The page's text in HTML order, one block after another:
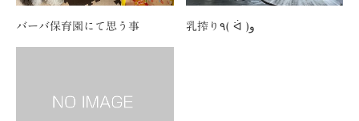
バーバ保育園にて思う事 乳搾り٩( ᐛ )و